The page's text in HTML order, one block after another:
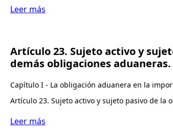
Leer más
Artículo 23. Sujeto activo y
demás obligaciones aduaneras.
Capítulo I - La obligación aduanera en la
Artículo 23. Sujeto activo y sujeto pasivo de
Leer más